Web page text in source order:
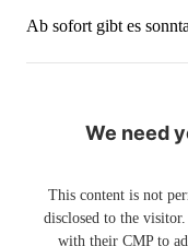
Ab sofort gibt es
We need
This content is not
disclosed to the
with their CMP to